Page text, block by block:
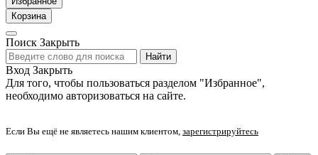
Корзина
Поиск Закрыть
Найти
Вход Закрыть
Для того, чтобы пользоваться разделом "Избранное",
необходимо авторизоваться на сайте.
Если Вы ещё не являетесь нашим клиентом, зарегистрируйтесь